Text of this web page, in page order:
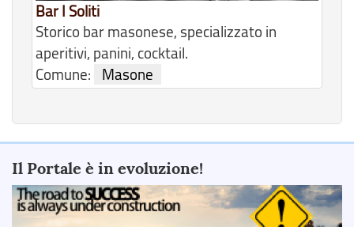
Bar I Soliti
Storico bar masonese, specializzato in
aperitivi, panini, cocktail.
Comune:
Masone
Il Portale è in evoluzione!